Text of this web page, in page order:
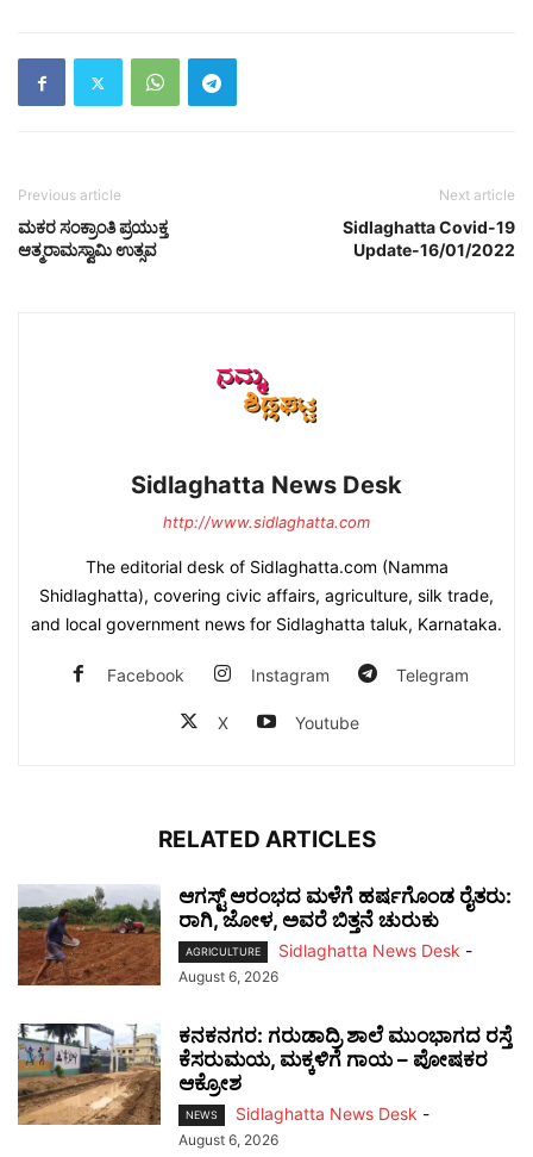
Previous article
ಮಕರ ಸಂಕ್ರಾಂತಿ ಪ್ರಯುಕ್ತ
ಆತ್ಮರಾಮಸ್ವಾಮಿ ಉತ್ಸವ
Next article
Sidlaghatta Covid-19
Update-16/01/2022
Sidlaghatta News Desk
http://www.sidlaghatta.com
The editorial desk of Sidlaghatta.com (Namma
Shidlaghatta), covering civic affairs, agriculture, silk trade,
and local government news for Sidlaghatta taluk, Karnataka.
Facebook Instagram Telegram
X Youtube
RELATED ARTICLES
ಆಗಸ್ಟ್ ಆರಂಭದ ಮಳೆಗೆ ಹರ್ಷಗೊಂಡ ರೈತರು:
ರಾಗಿ, ಜೋಳ, ಅವರೆ ಬಿತ್ತನೆ ಚುರುಕು
AGRICULTURE Sidlaghatta News Desk -
August 6, 2026
ಕನಕನಗರ: ಗರುಡಾದ್ರಿ ಶಾಲೆ ಮುಂಭಾಗದ ರಸ್ತೆ
ಕೆಸರುಮಯ, ಮಕ್ಕಳಿಗೆ ಗಾಯ – ಪೋಷಕರ
ಆಕ್ರೋಶ
NEWS Sidlaghatta News Desk -
August 6, 2026